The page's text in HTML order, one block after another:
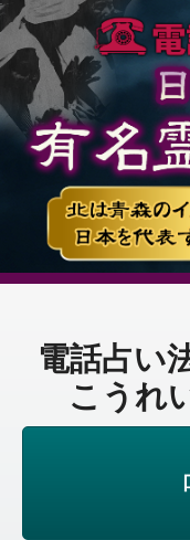
電話占い
こうれ